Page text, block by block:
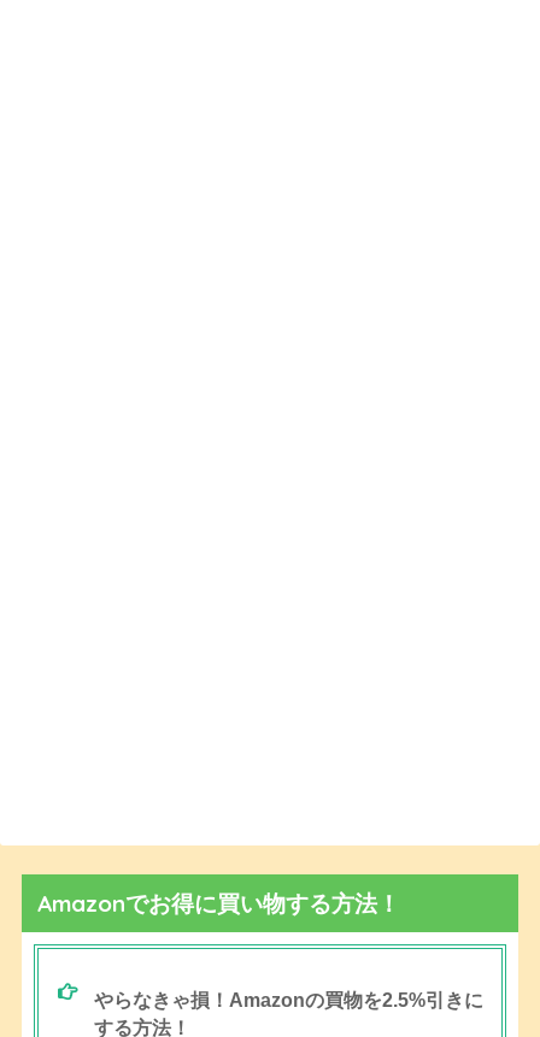
Amazonでお得に買い物する方法！
やらなきゃ損！Amazonの買物を2.5%引きに
する方法！